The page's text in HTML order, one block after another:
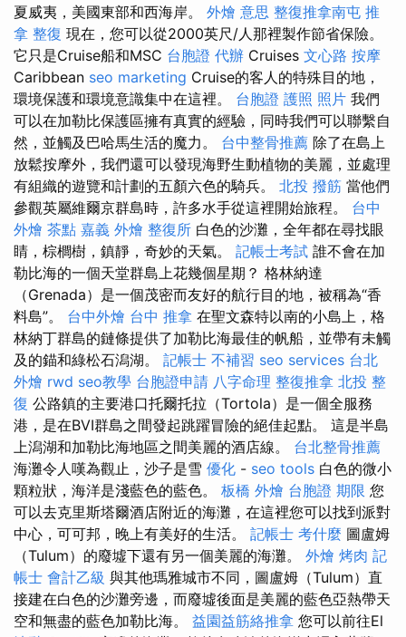
夏威夷，美國東部和西海岸。 外燴 意思 整復推拿南屯 推
拿 整復 現在，您可以從2000英尺/人那裡製作節省保險。
它只是Cruise船和MSC 台胞證 代辦 Cruises 文心路 按摩
Caribbean seo marketing Cruise的客人的特殊目的地，
環境保護和環境意識集中在這裡。 台胞證 護照 照片 我們
可以在加勒比保護區擁有真實的經驗，同時我們可以聯繫自
然，並觸及巴哈馬生活的魔力。 台中整骨推薦 除了在島上
放鬆按摩外，我們還可以發現海野生動植物的美麗，並處理
有組織的遊覽和計劃的五顏六色的騎兵。 北投 撥筋 當他們
參觀英屬維爾京群島時，許多水手從這裡開始旅程。 台中
外燴 茶點 嘉義 外燴 整復所 白色的沙灘，全年都在尋找眼
睛，棕櫚樹，鎮靜，奇妙的天氣。 記帳士考試 誰不會在加
勒比海的一個天堂群島上花幾個星期？ 格林納達
（Grenada）是一個茂密而友好的航行目的地，被稱為“香
料島”。 台中外燴 台中 推拿 在聖文森特以南的小島上，格
林納丁群島的鏈條提供了加勒比海最佳的帆船，並帶有未觸
及的錨和綠松石潟湖。 記帳士 不補習 seo services 台北
外燴 rwd seo教學 台胞證申請 八字命理 整復推拿 北投 整
復 公路鎮的主要港口托爾托拉（Tortola）是一個全服務
港，是在BVI群島之間發起跳躍冒險的絕佳起點。 這是半島
上潟湖和加勒比海地區之間美麗的酒店線。 台北整骨推薦
海灘令人嘆為觀止，沙子是雪 優化 - seo tools 白色的微小
顆粒狀，海洋是淺藍色的藍色。 板橋 外燴 台胞證 期限 您
可以去克里斯塔爾酒店附近的海灘，在這裡您可以找到派對
中心，可可邦，晚上有美好的生活。 記帳士 考什麼 圖盧姆
（Tulum）的廢墟下還有另一個美麗的海灘。 外燴 烤肉 記
帳士 會計乙級 與其他瑪雅城市不同，圖盧姆（Tulum）直
接建在白色的沙灘旁邊，而廢墟後面是美麗的藍色亞熱帶天
空和無盡的藍色加勒比海。 益園益筋絡推拿 您可以前往El